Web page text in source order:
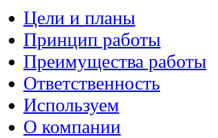
Цели и планы
Принцип работы
Преимущества работы
Ответственность
Используем
О компании